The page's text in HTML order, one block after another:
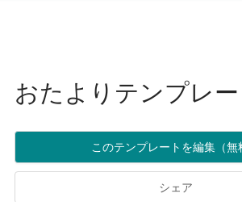
おたよりテンプレ
このテンプレートを編集（無
シェア